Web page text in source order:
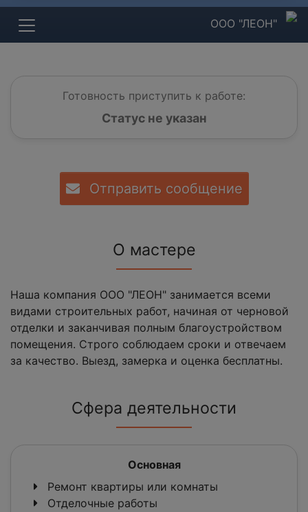
ООО "ЛЕОН"
Готовность приступить к работе:
Статус не указан
Отправить сообщение
О мастере
Наша компания ООО "ЛЕОН" занимается всеми
видами строительных работ, начиная от черновой
отделки и заканчивая полным благоустройством
помещения. Строго соблюдаем сроки и отвечаем
за качество. Выезд, замерка и оценка бесплатны.
Сфера деятельности
Основная
Ремонт квартиры или комнаты
Отделочные работы